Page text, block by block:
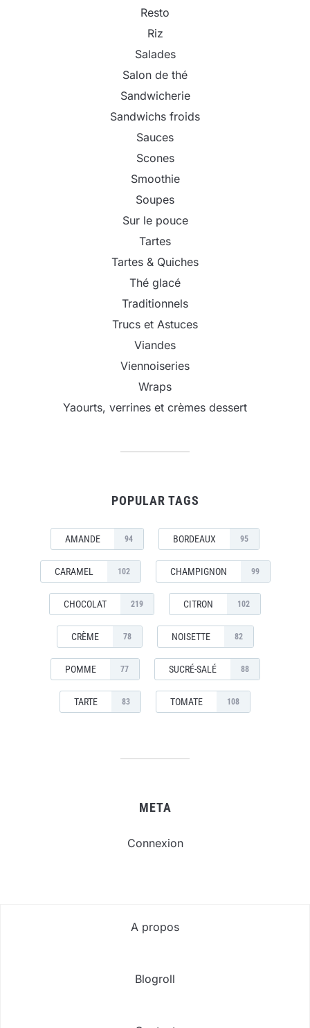
Resto
Riz
Salades
Salon de thé
Sandwicherie
Sandwichs froids
Sauces
Scones
Smoothie
Soupes
Sur le pouce
Tartes
Tartes & Quiches
Thé glacé
Traditionnels
Trucs et Astuces
Viandes
Viennoiseries
Wraps
Yaourts, verrines et crèmes dessert
POPULAR TAGS
AMANDE 94 BORDEAUX 95
CARAMEL 102 CHAMPIGNON 99
CHOCOLAT 219 CITRON 102
CRÈME 78 NOISETTE 82
POMME 77 SUCRÉ-SALÉ 88
TARTE 83 TOMATE 108
META
Connexion
A propos
Blogroll